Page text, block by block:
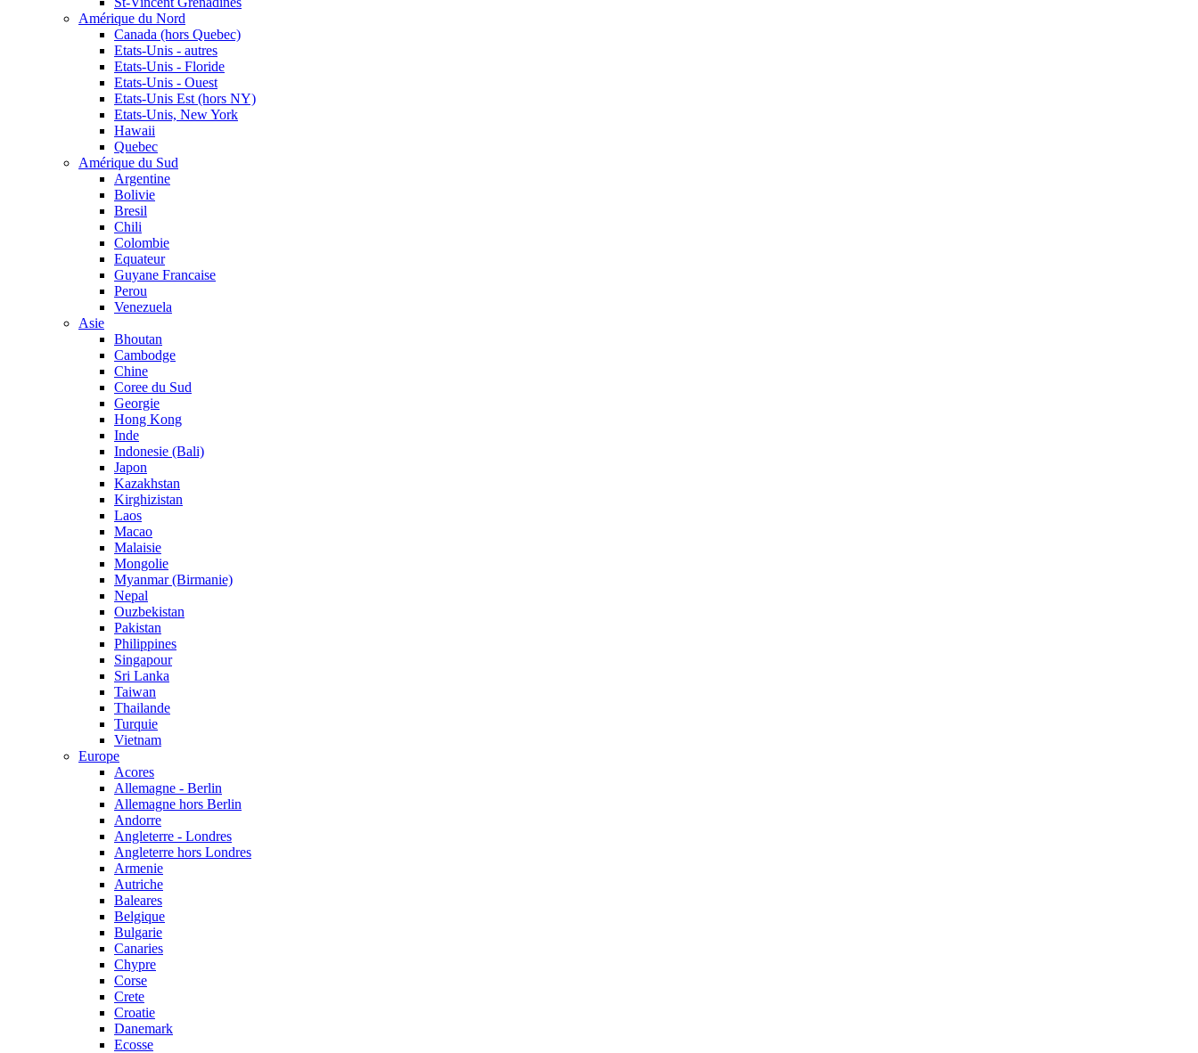
Amérique du Nord
Canada (hors Quebec)
Etats-Unis - autres
Etats-Unis - Floride
Etats-Unis - Ouest
Etats-Unis Est (hors NY)
Etats-Unis, New York
Hawaii
Quebec
Amérique du Sud
Argentine
Bolivie
Bresil
Chili
Colombie
Equateur
Guyane Francaise
Perou
Venezuela
Asie
Bhoutan
Cambodge
Chine
Coree du Sud
Georgie
Hong Kong
Inde
Indonesie (Bali)
Japon
Kazakhstan
Kirghizistan
Laos
Macao
Malaisie
Mongolie
Myanmar (Birmanie)
Nepal
Ouzbekistan
Pakistan
Philippines
Singapour
Sri Lanka
Taiwan
Thailande
Turquie
Vietnam
Europe
Acores
Allemagne - Berlin
Allemagne hors Berlin
Andorre
Angleterre - Londres
Angleterre hors Londres
Armenie
Autriche
Baleares
Belgique
Bulgarie
Canaries
Chypre
Corse
Crete
Croatie
Danemark
Ecosse